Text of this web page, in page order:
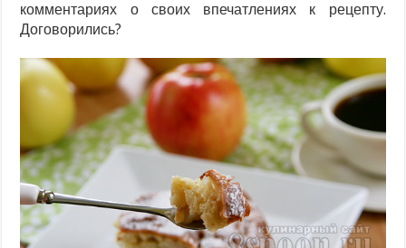
комментариях о своих впечатлениях к рецепту.
Договорились?